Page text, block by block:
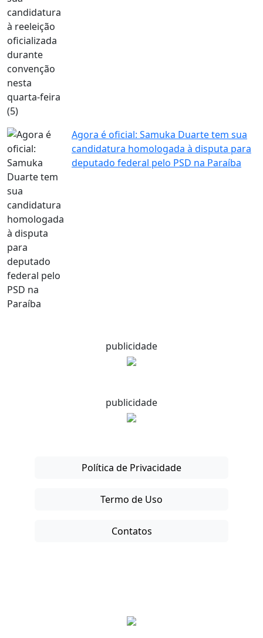
Agora é oficial: Samuka Duarte tem sua
candidatura homologada à disputa para
deputado federal pelo PSD na Paraíba
publicidade
publicidade
Política de Privacidade
Termo de Uso
Contatos